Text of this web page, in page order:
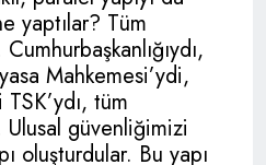
yaptılar? Tüm
Mahkemesi’ydi,
tüm
Ulusal güvenliğimizi
oluşturdular. Bu yapı